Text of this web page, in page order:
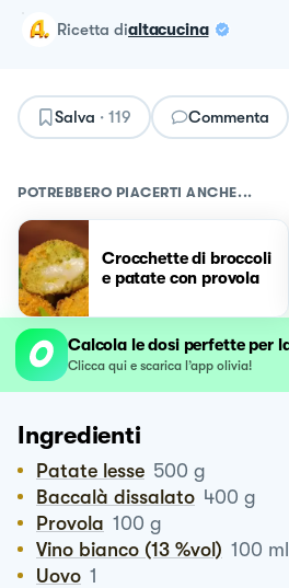
ricetta dialtacucina
Salva · 119 Commenta
POTREBBERO PIACERTI ANCHE...
Crocchette di broccoli
e patate con provola
Calcola le dosi perfette per
Clicca qui e scarica l’app olivia!
Ingredienti
Patate lesse 500 g
Baccalà dissalato 400 g
Provola 100 g
Vino bianco (13 %vol) 100 ml
Uovo 1